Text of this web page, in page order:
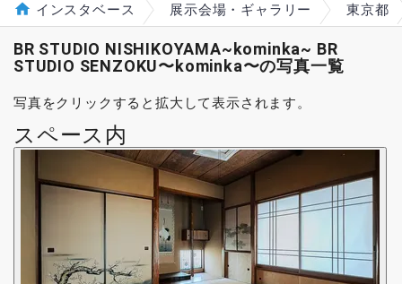
インスタベース 展示会場・ギャラリー 東京都
BR STUDIO NISHIKOYAMA~kominka~ BR
STUDIO SENZOKU〜kominka〜の写真一覧
写真をクリックすると拡大して表示されます。
スペース内